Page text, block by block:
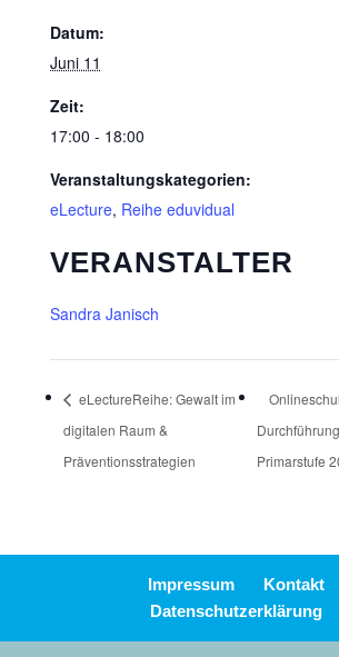
Datum:
Juni 11
Zeit:
17:00 - 18:00
Veranstaltungskategorien:
eLecture, Reihe eduvidual
VERANSTALTER
Sandra Janisch
eLectureReihe: Gewalt im
digitalen Raum &
Präventionsstrategien
Primarstufe
Impressum
Kontakt
Datenschutzerklärung